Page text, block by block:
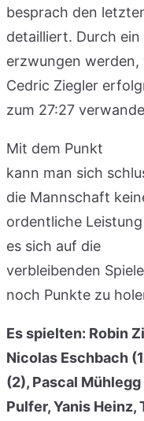
besprach den
detailliert. Durch
erzwungen werden,
Cedric Ziegler
zum 27:27
Mit dem Punkt
kann man sich
die Mannschaft
ordentliche
es sich auf die
verbleibenden
noch Punkte zu
Es spielten: Robin
Nicolas Eschbach
(2), Pascal
Pulfer, Yanis Heinz,